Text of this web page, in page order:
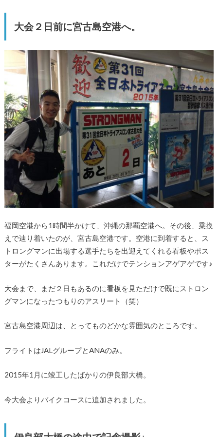
大会２日前に宮古島空港へ。
福岡空港から1時間半かけて、沖縄の那覇空港へ。その後、乗換
えで辿り着いたのが、宮古島空港です。空港に到着すると、ス
トロングマンに出場する選手たちを出迎えてくれる看板やポス
ターがたくさんあります。これだけでテンションアゲアゲです♪
大会まで、まだ２日もあるのに看板を見ただけで既にストロン
グマンになったつもりのアスリート（笑）
宮古島空港周辺は、とってものどかな雰囲気のところです。
フライトはJALグループとANAのみ。
2015年1月に竣工したばかりの伊良部大橋。
今大会よりバイクコースに追加されました。